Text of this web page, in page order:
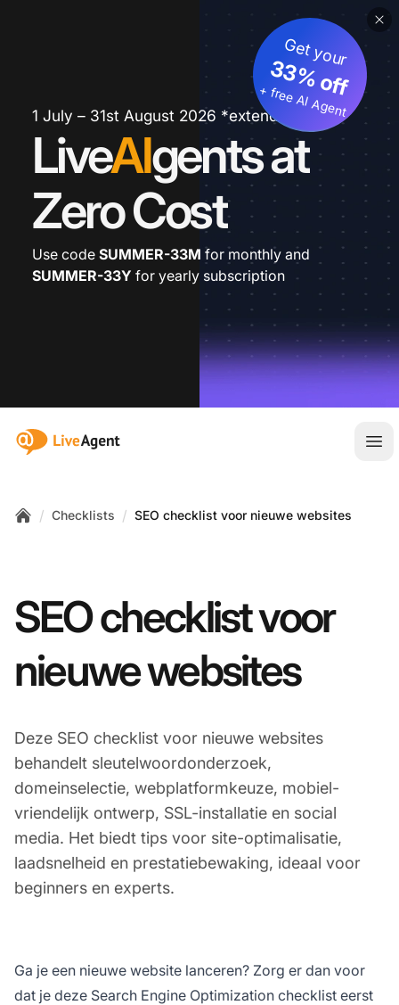
1 July – 31st August 2026 *extended
LiveAIgents at
Zero Cost
Get your
33% off
+ free AI Agent
Use code SUMMER-33M for monthly and
SUMMER-33Y for yearly subscription
:site.title
/ Checklists / SEO checklist voor nieuwe websites
SEO checklist voor
nieuwe websites
Deze SEO checklist voor nieuwe websites
behandelt sleutelwoordonderzoek,
domeinselectie, webplatformkeuze, mobiel-
vriendelijk ontwerp, SSL-installatie en social
media. Het biedt tips voor site-optimalisatie,
laadsnelheid en prestatiebewaking, ideaal voor
beginners en experts.
Ga je een nieuwe website lanceren? Zorg er dan voor
dat je deze Search Engine Optimization checklist eerst